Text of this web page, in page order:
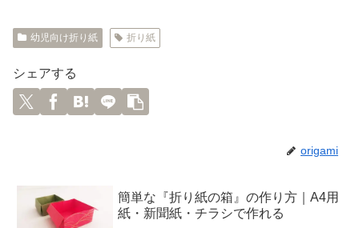
幼児向け折り紙 折り紙
シェアする
origami
簡単な『折り紙の箱』の作り方｜A4用
紙・新聞紙・チラシで作れる